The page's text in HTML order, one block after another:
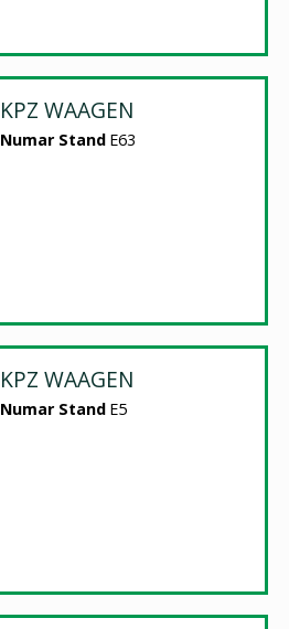
KPZ WAAGEN
Numar Stand E63
KPZ WAAGEN
Numar Stand E5